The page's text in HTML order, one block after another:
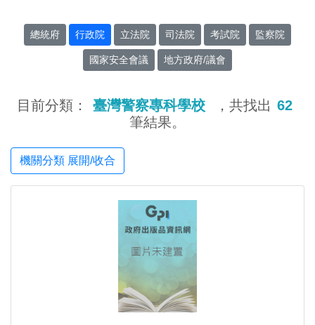
總統府 行政院 立法院 司法院 考試院 監察院
國家安全會議 地方政府/議會
目前分類： 臺灣警察專科學校 ，共找出 62
筆結果。
機關分類 展開/收合